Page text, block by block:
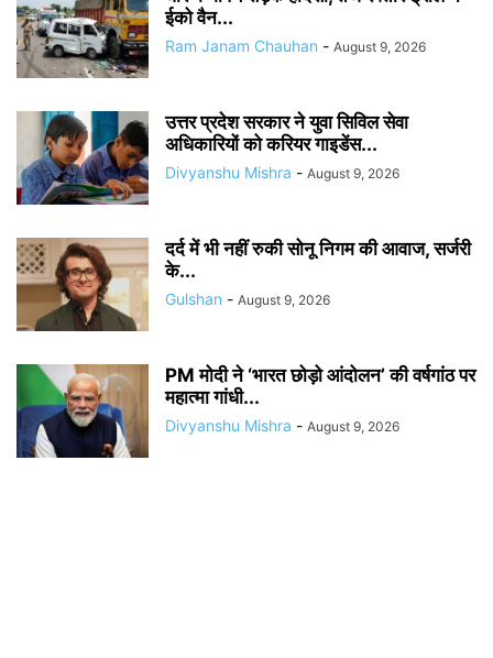
ईको वैन...
Ram Janam Chauhan - August 9, 2026
उत्तर प्रदेश सरकार ने युवा सिविल सेवा
अधिकारियों को करियर गाइडेंस...
Divyanshu Mishra - August 9, 2026
दर्द में भी नहीं रुकी सोनू निगम की आवाज, सर्जरी
के...
Gulshan - August 9, 2026
PM मोदी ने ‘भारत छोड़ो आंदोलन’ की वर्षगांठ पर
महात्मा गांधी...
Divyanshu Mishra - August 9, 2026